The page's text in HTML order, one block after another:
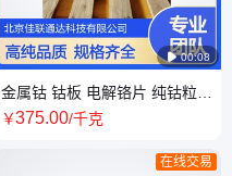
 00:08
金属钴 钴板 电解铬片 纯钴粒
钴块 Co 99.95%高纯钴 科研实
￥375.00/千克
在线交易